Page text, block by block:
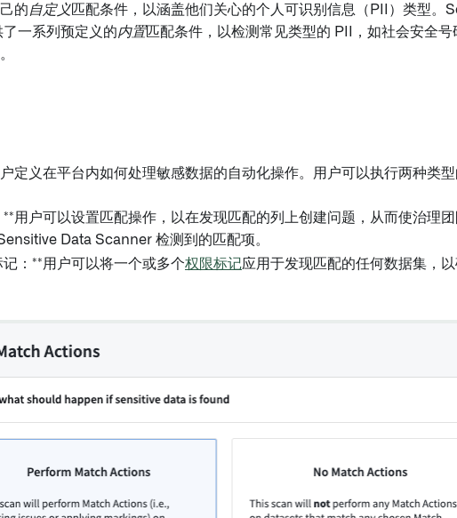
的自定义匹配条件，以涵盖他们关心的个人可识别信息（PII）类型。
一系列预定义的内置匹配条件，以检测常见类型的 PII，如社会安全号
定义在平台内如何处理敏感数据的自动化操作。用户可以执行两种类型
用户可以设置匹配操作，以在发现匹配的列上创建问题，从而使治理
Data Scanner 检测到的匹配项。
：**用户可以将一个或多个权限标记应用于发现匹配的任何数据集，